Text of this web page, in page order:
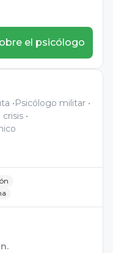
el psicólogo
Psicólogo militar